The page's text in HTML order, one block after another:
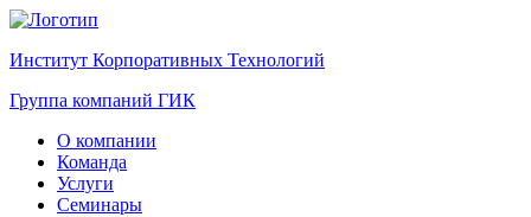
Институт Корпоративных Технологий
Группа компаний ГИК
О компании
Команда
Услуги
Семинары